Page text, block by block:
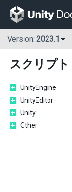
Version: 2023.1
スクリプ
UnityEngine
UnityEditor
Unity
Other